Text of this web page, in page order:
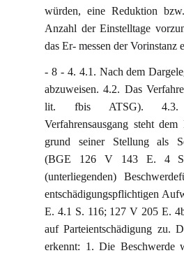
würden, eine Reduktion
Anzahl der Einstelltage
das Er- messen der Vorinstanz
- 8 - 4. 4.1. Nach dem
abzuweisen. 4.2. Das
lit. fbis ATSG). 4.3.
Verfahrensausgang steht
grund seiner Stellung als
(BGE 126 V 143 E. 4
(unterliegenden)
entschädigungspflichtigen
E. 4.1 S. 116; 127 V 205 E.
auf Parteientschädigung zu.
erkennt: 1. Die Beschwerde